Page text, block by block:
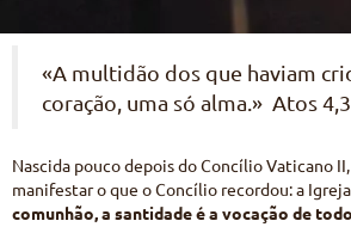
«A multidão dos que haviam
coração, uma só alma.» Atos
Nascida pouco depois do Concílio Vaticano
manifestar o que o Concílio recordou: a
comunhão, a santidade é a vocação de